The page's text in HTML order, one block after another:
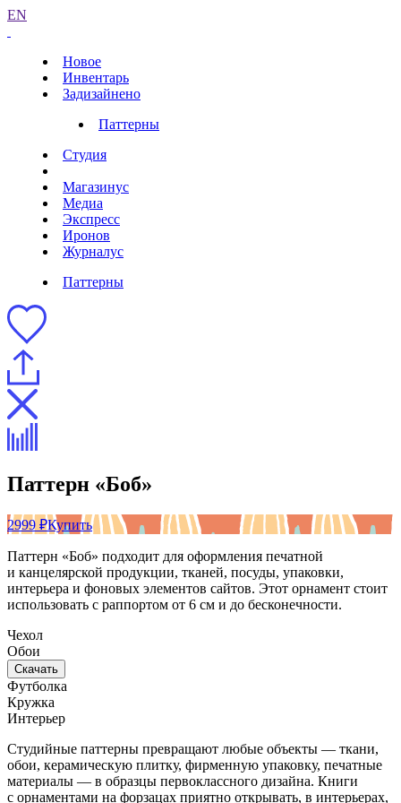
EN
Новое
Инвентарь
Задизайнено
Паттерны
Студия
Магазинус
Медиа
Экспресс
Иронов
Журналус
Паттерны
Паттерн «Боб»
2999 ₽Купить
Паттерн «Боб» подходит для оформления печатной
и канцелярской продукции, тканей, посуды, упаковки,
интерьера и фоновых элементов сайтов. Этот орнамент стоит
использовать с раппортом от 6 см и до бесконечности.
Чехол
Обои
Скачать
Футболка
Кружка
Интерьер
Студийные паттерны превращают любые объекты — ткани,
обои, керамическую плитку, фирменную упаковку, печатные
материалы — в образцы первоклассного дизайна. Книги
с орнаментами на форзацах приятно открывать, в интерьерах,